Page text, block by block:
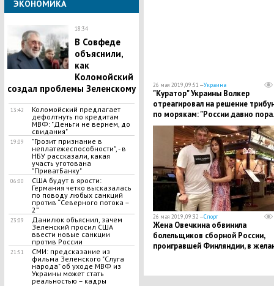
ЭКОНОМИКА
18:34
В Совфеде
объяснили,
как
Коломойский
создал проблемы Зеленскому
13:42
Коломойский предлагает
дефолтнуть по кредитам
МВФ: "Деньги не вернем, до
свидания"
19:09
"Грозит признание в
неплатежеспособности", - в
НБУ рассказали, какая
участь уготована
"ПриватБанку"
06:00
США будут в ярости:
Германия четко высказалась
по поводу любых санкций
против “Северного потока –
2”
23:09
Данилюк объяснил, зачем
Зеленский просил США
ввести новые санкции
против России
21:51
СМИ: предсказание из
фильма Зеленского "Слуга
народа" об уходе МВФ из
Украины может стать
реальностью – кадры
26 мая 2019, 09:51 —Украина
"Куратор" Украины Волкер
отреагировал на решение
по морякам: "России давно
26 мая 2019, 09:32 —Спорт
Жена Овечкина обвинила
болельщиков сборной России,
проигравшей Финляндии, в